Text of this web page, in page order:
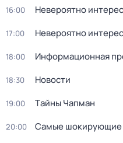
16:00 Невероятно
17:00 Невероятно
18:00 Информационная
18:30 Новости
19:00 Тaйны Чапман
20:00 Самые шoкиpующие